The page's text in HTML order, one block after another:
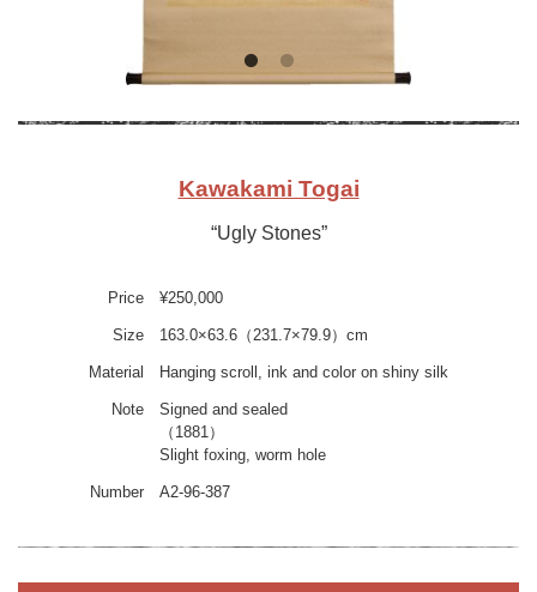
Kawakami Togai
“Ugly Stones”
Price ¥250,000
Size 163.0×63.6（231.7×79.9）cm
Material Hanging scroll, ink and color on shiny silk
Note
Signed and sealed
（1881）
Slight foxing, worm hole
Number A2-96-387